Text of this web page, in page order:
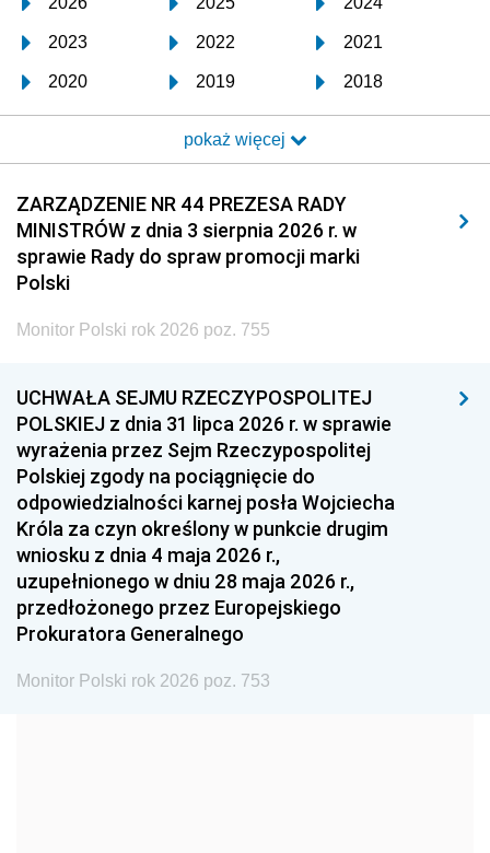
2023 2022 2021
2020 2019 2018
2017 2016 2015
2014 2013 2012
2011 2010 2009
2008 2007 2006
2005
1996 1995 1994
1993 1992 1991
1990 1989
1987 1986 1985
1984 1983
1981 1980 1979
1978 1977
1975 1974
pokaż więcej
ZARZĄDZENIE NR 44 PREZESA RADY
MINISTRÓW z dnia 3 sierpnia 2026 r. w
sprawie Rady do spraw promocji marki
Polski
Monitor Polski rok 2026 poz. 755
UCHWAŁA SEJMU RZECZYPOSPOLITEJ
POLSKIEJ z dnia 31 lipca 2026 r. w sprawie
wyrażenia przez Sejm Rzeczypospolitej
Polskiej zgody na pociągnięcie do
odpowiedzialności karnej posła Wojciecha
Króla za czyn określony w punkcie drugim
wniosku z dnia 4 maja 2026 r.,
uzupełnionego w dniu 28 maja 2026 r.,
przedłożonego przez Europejskiego
Prokuratora Generalnego
Monitor Polski rok 2026 poz. 753